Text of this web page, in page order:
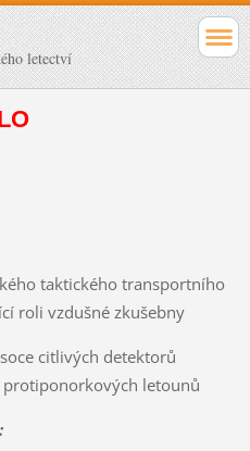
letectví
taktického transportního
roli vzdušné zkušebny
citlivých detektorů
protiponorkových letounů